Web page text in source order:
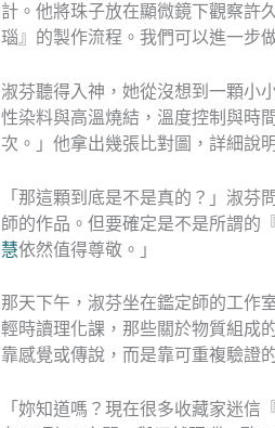
計。他將珠子放在顯微鏡下觀察許
瑙』的製作流程。我們可以進一步
淑芬聽得入神，她從沒想到一顆小
性染料與高溫燒結，溫度控制與時
次。」他拿出幾張比對圖，詳細說
「那這顆到底是不是真的？」淑
師的作品。但要確定是不是所謂的
慧依然值得尊敬。」
那天下午，淑芬坐在鑑定師的工作
輕時讀理化課，那些關於物質組成
靠感覺或傳說，而是靠可重複驗證
「妳知道嗎？現在很多收藏家迷